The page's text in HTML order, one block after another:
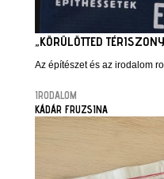
„KÖRÜLÖTTED
Az építészet és az irodalom
IRODALOM
KÁDÁR FRUZSINA